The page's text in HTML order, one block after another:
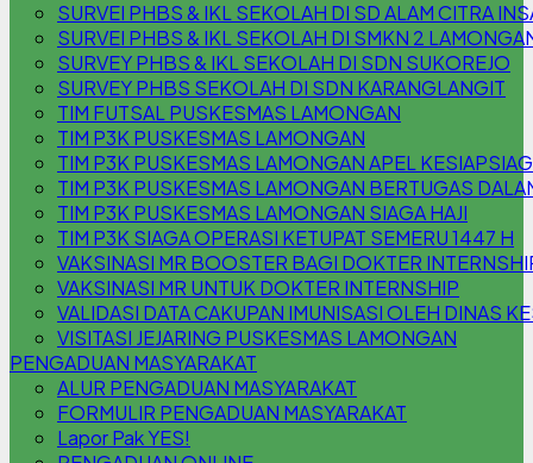
SURVEI PHBS & IKL SEKOLAH DI SD ALAM CITRA
SURVEI PHBS & IKL SEKOLAH DI SMKN 2
SURVEY PHBS & IKL SEKOLAH DI SDN SUKOREJO
SURVEY PHBS SEKOLAH DI SDN KARANGLANGIT
TIM FUTSAL PUSKESMAS LAMONGAN
TIM P3K PUSKESMAS LAMONGAN
TIM P3K PUSKESMAS LAMONGAN APEL
TIM P3K PUSKESMAS LAMONGAN BERTUGAS
TIM P3K PUSKESMAS LAMONGAN SIAGA HAJI
TIM P3K SIAGA OPERASI KETUPAT SEMERU 1447 H
VAKSINASI MR BOOSTER BAGI DOKTER
VAKSINASI MR UNTUK DOKTER INTERNSHIP
VALIDASI DATA CAKUPAN IMUNISASI OLEH DINAS
VISITASI JEJARING PUSKESMAS LAMONGAN
PENGADUAN MASYARAKAT
ALUR PENGADUAN MASYARAKAT
FORMULIR PENGADUAN MASYARAKAT
Lapor Pak YES!